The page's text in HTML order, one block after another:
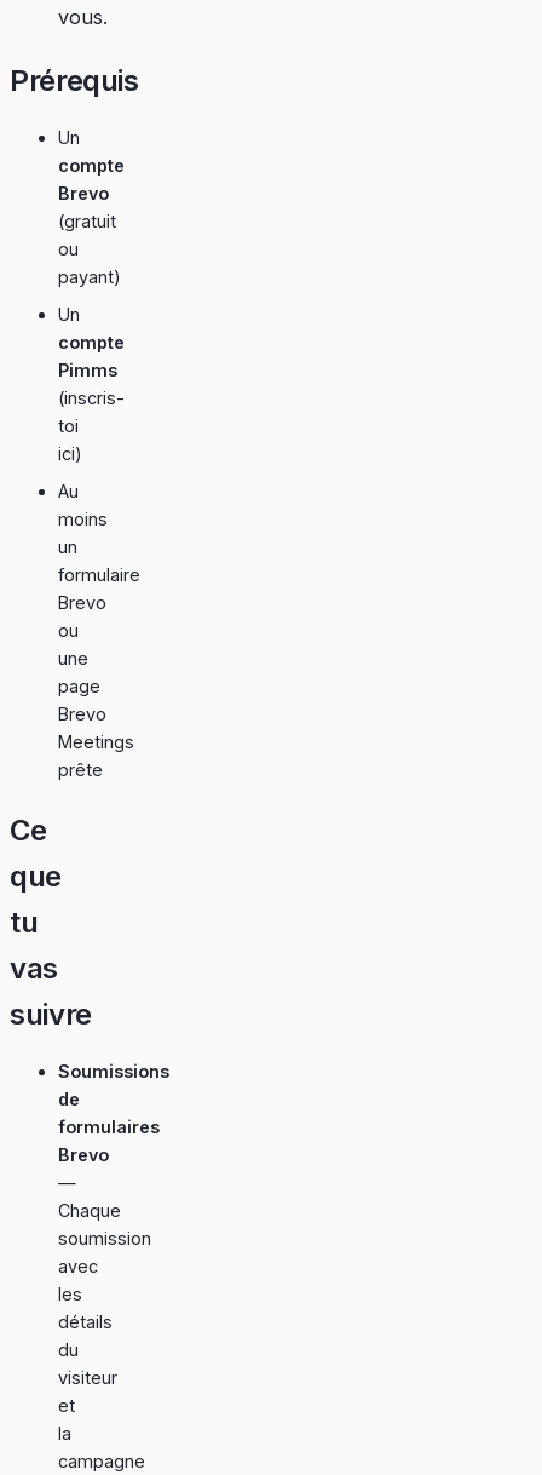
vous.
Prérequis
Un
compte
Brevo
(gratuit
ou
payant)
Un
compte
Pimms
(inscris-
toi
ici)
Au
moins
un
formulaire
Brevo
ou
une
page
Brevo
Meetings
prête
Ce
que
tu
vas
suivre
Soumissions
de
formulaires
Brevo
—
Chaque
soumission
avec
les
détails
du
visiteur
et
la
campagne